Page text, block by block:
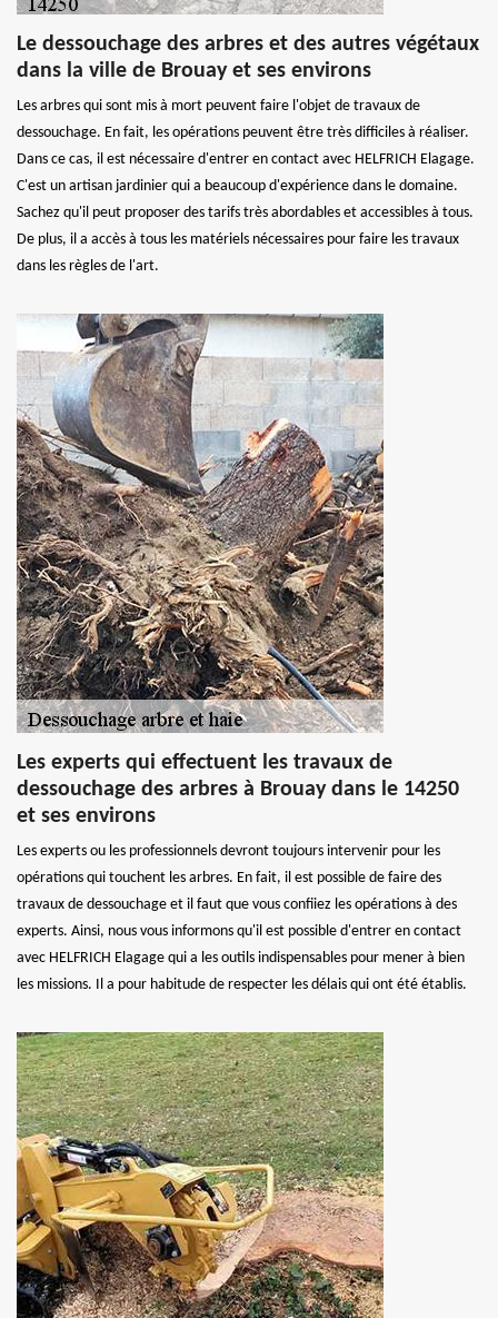
Le dessouchage des arbres et des autres végétaux
dans la ville de Brouay et ses environs
Les arbres qui sont mis à mort peuvent faire l'objet de travaux de
dessouchage. En fait, les opérations peuvent être très difficiles à réaliser.
Dans ce cas, il est nécessaire d'entrer en contact avec HELFRICH Elagage.
C'est un artisan jardinier qui a beaucoup d'expérience dans le domaine.
Sachez qu'il peut proposer des tarifs très abordables et accessibles à tous.
De plus, il a accès à tous les matériels nécessaires pour faire les travaux
dans les règles de l'art.
Les experts qui effectuent les travaux de
dessouchage des arbres à Brouay dans le 14250
et ses environs
Les experts ou les professionnels devront toujours intervenir pour les
opérations qui touchent les arbres. En fait, il est possible de faire des
travaux de dessouchage et il faut que vous confiiez les opérations à des
experts. Ainsi, nous vous informons qu'il est possible d'entrer en contact
avec HELFRICH Elagage qui a les outils indispensables pour mener à bien
les missions. Il a pour habitude de respecter les délais qui ont été établis.